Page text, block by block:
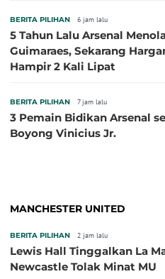
BERITA PILIHAN 6 jam lalu
5 Tahun Lalu Arsenal
Guimaraes, Sekarang
Hampir 2 Kali Lipat
BERITA PILIHAN 7 jam lalu
3 Pemain Bidikan Arsenal
Boyong Vinicius Jr.
MANCHESTER UNITED
BERITA PILIHAN 2 jam lalu
Lewis Hall Tinggalkan La
Newcastle Tolak Minat MU